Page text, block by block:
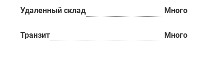
Удаленный склад Много
Транзит Много